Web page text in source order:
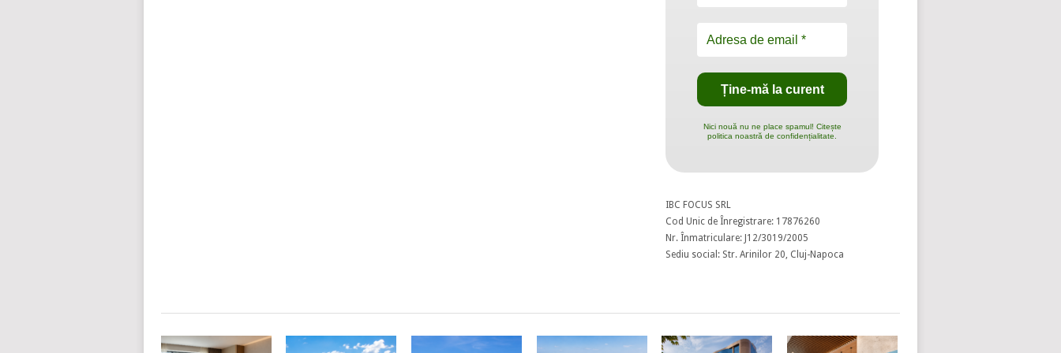
Nici nouă nu ne place spamul! Citește
politica noastră de confidențialitate.
IBC FOCUS SRL
Cod Unic de Înregistrare: 17876260
Nr. Înmatriculare: J12/3019/2005
Sediu social: Str. Arinilor 20, Cluj-Napoca